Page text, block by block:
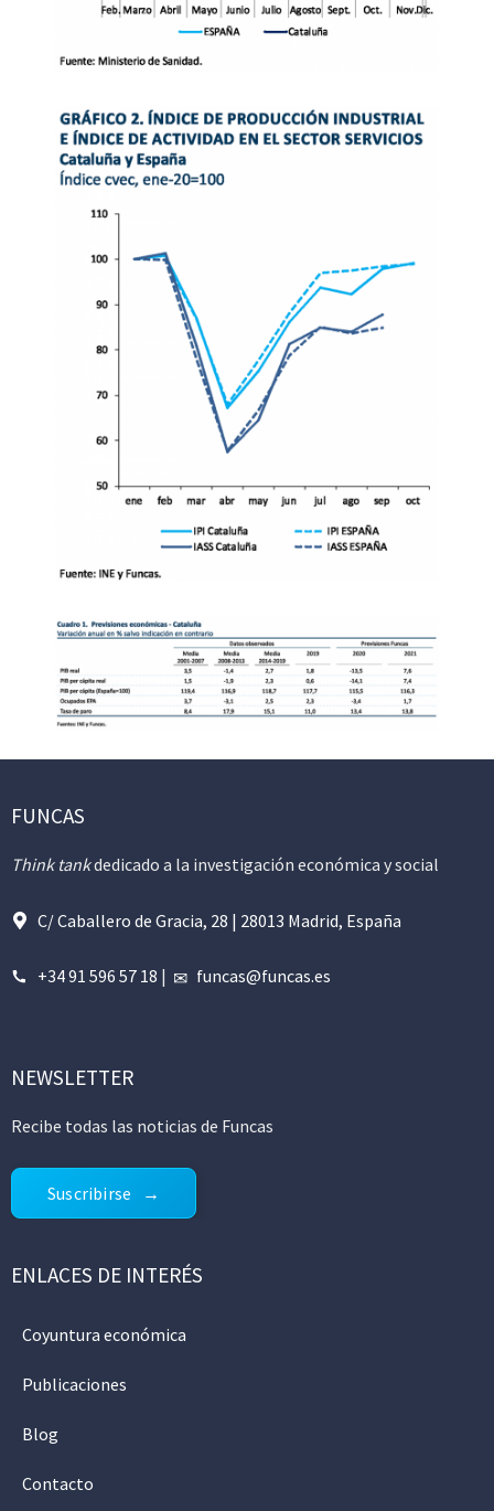
FUNCAS
Think tankdedicado a la investigación económica y social
C/ Caballero de Gracia, 28 | 28013 Madrid, España
+34 91 596 57 18 | funcas@funcas.es
NEWSLETTER
Recibe todas las noticias de Funcas
Suscribirse
ENLACES DE INTERÉS
Coyuntura económica
Publicaciones
Blog
Contacto